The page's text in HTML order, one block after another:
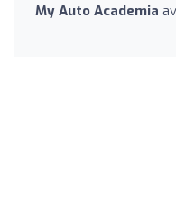
My Auto Academia